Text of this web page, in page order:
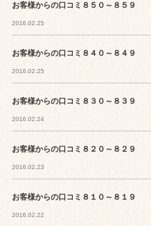
お客様からの口コミ８５０～８５９
2016.02.25
お客様からの口コミ８４０～８４９
2016.02.25
お客様からの口コミ８３０～８３９
2016.02.24
お客様からの口コミ８２０～８２９
2016.02.23
お客様からの口コミ８１０～８１９
2016.02.22